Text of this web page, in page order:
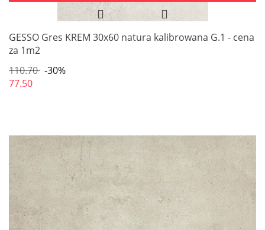
GESSO Gres KREM 30x60 natura kalibrowana G.1 - cena
za 1m2
110.70 -30%
77.50